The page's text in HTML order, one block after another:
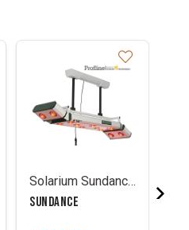
Solarium Sundance enkel met kop-en staartstuk
SUNDANCE